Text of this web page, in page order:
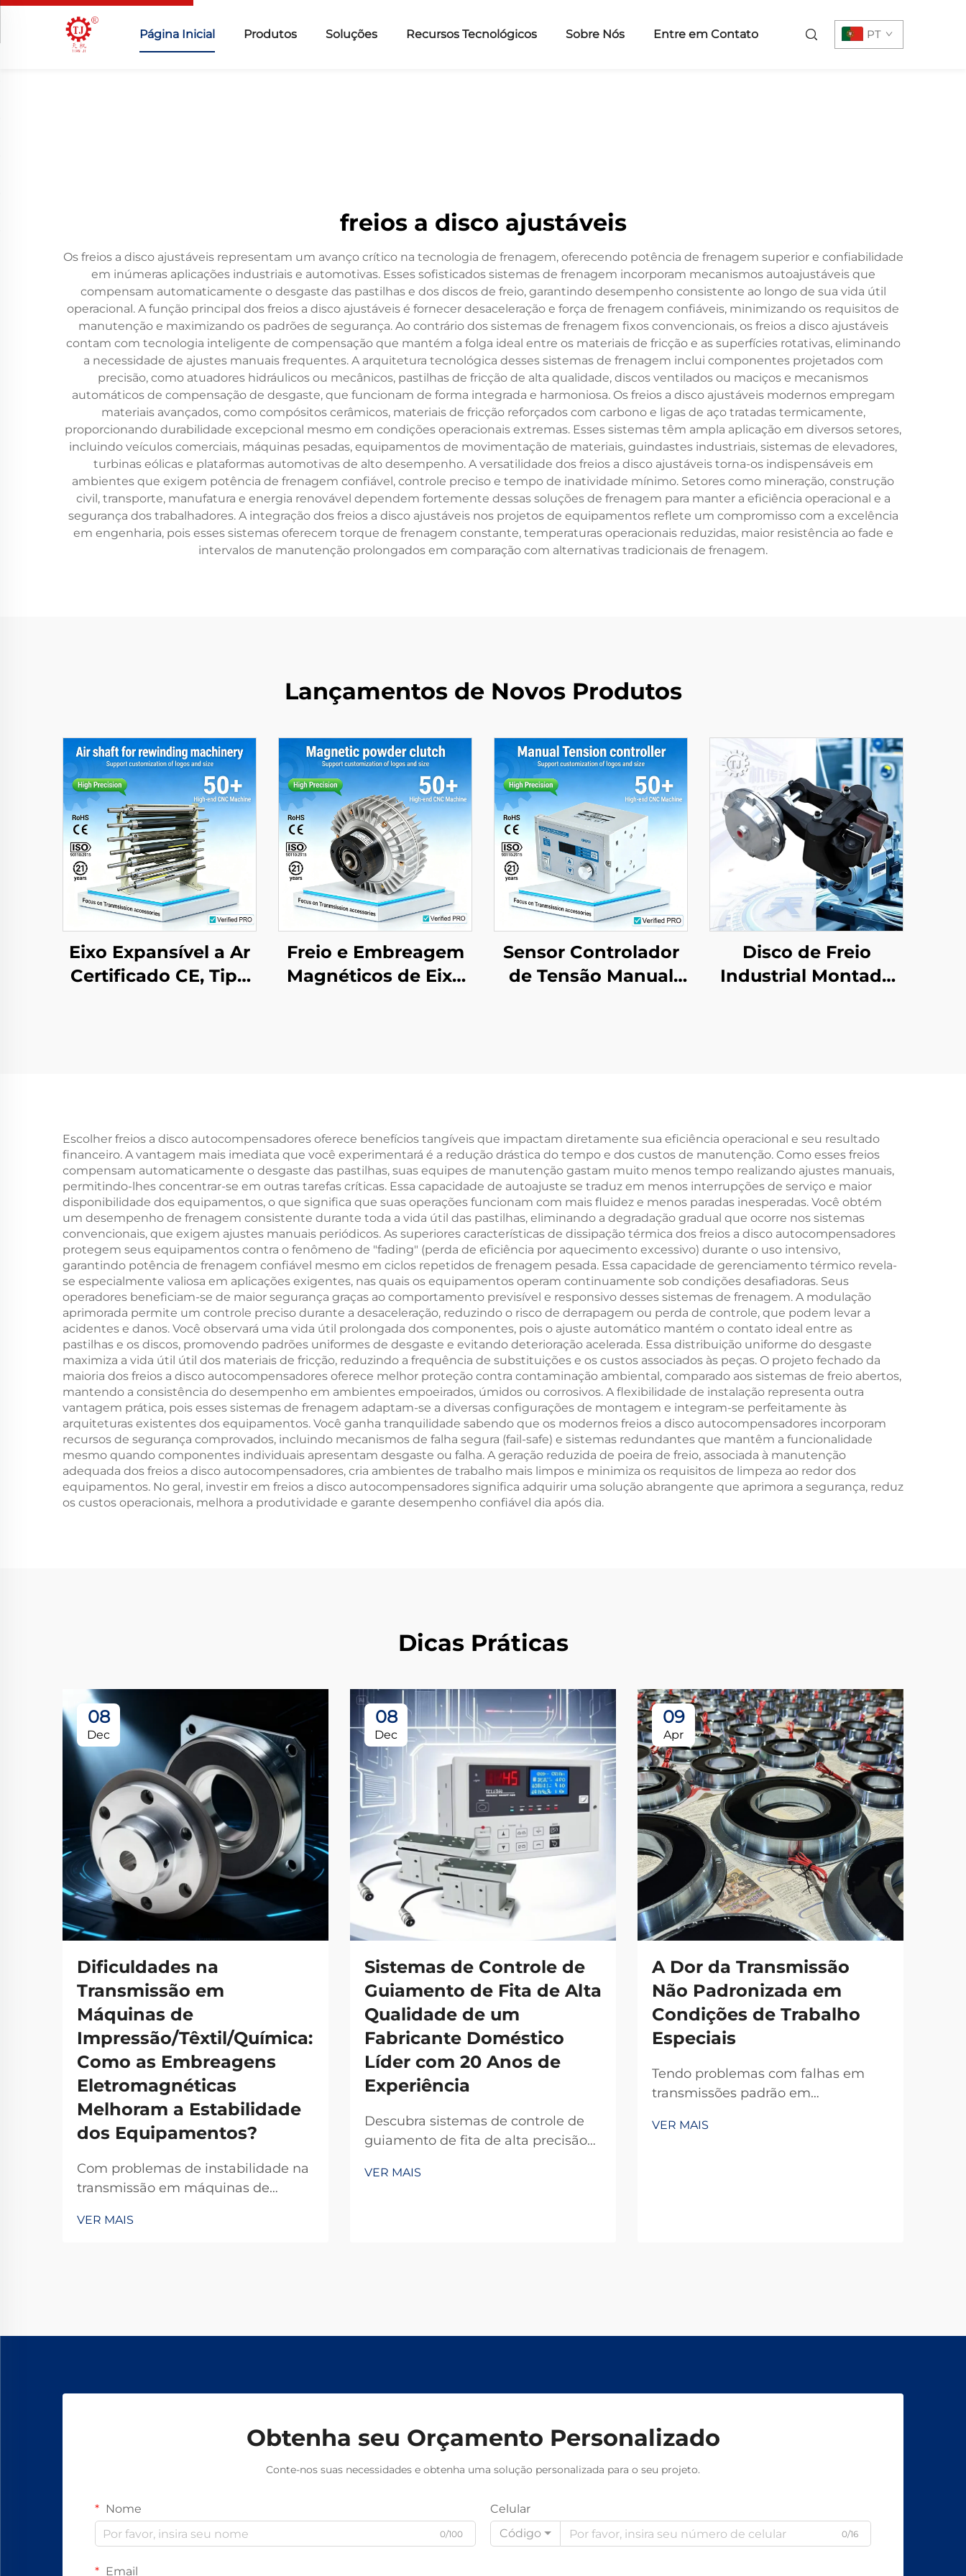
Página Inicial Produtos Soluções Recursos Tecnológicos Sobre Nós Entre em Contato PT
freios a disco ajustáveis
Os freios a disco ajustáveis representam um avanço crítico na tecnologia de frenagem, oferecendo potência de frenagem superior e confiabilidade
em inúmeras aplicações industriais e automotivas. Esses sofisticados sistemas de frenagem incorporam mecanismos autoajustáveis que
compensam automaticamente o desgaste das pastilhas e dos discos de freio, garantindo desempenho consistente ao longo de sua vida útil
operacional. A função principal dos freios a disco ajustáveis é fornecer desaceleração e força de frenagem confiáveis, minimizando os requisitos de
manutenção e maximizando os padrões de segurança. Ao contrário dos sistemas de frenagem fixos convencionais, os freios a disco ajustáveis
contam com tecnologia inteligente de compensação que mantém a folga ideal entre os materiais de fricção e as superfícies rotativas, eliminando
a necessidade de ajustes manuais frequentes. A arquitetura tecnológica desses sistemas de frenagem inclui componentes projetados com
precisão, como atuadores hidráulicos ou mecânicos, pastilhas de fricção de alta qualidade, discos ventilados ou maciços e mecanismos
automáticos de compensação de desgaste, que funcionam de forma integrada e harmoniosa. Os freios a disco ajustáveis modernos empregam
materiais avançados, como compósitos cerâmicos, materiais de fricção reforçados com carbono e ligas de aço tratadas termicamente,
proporcionando durabilidade excepcional mesmo em condições operacionais extremas. Esses sistemas têm ampla aplicação em diversos setores,
incluindo veículos comerciais, máquinas pesadas, equipamentos de movimentação de materiais, guindastes industriais, sistemas de elevadores,
turbinas eólicas e plataformas automotivas de alto desempenho. A versatilidade dos freios a disco ajustáveis torna-os indispensáveis em
ambientes que exigem potência de frenagem confiável, controle preciso e tempo de inatividade mínimo. Setores como mineração, construção
civil, transporte, manufatura e energia renovável dependem fortemente dessas soluções de frenagem para manter a eficiência operacional e a
segurança dos trabalhadores. A integração dos freios a disco ajustáveis nos projetos de equipamentos reflete um compromisso com a excelência
em engenharia, pois esses sistemas oferecem torque de frenagem constante, temperaturas operacionais reduzidas, maior resistência ao fade e
intervalos de manutenção prolongados em comparação com alternativas tradicionais de frenagem.
Lançamentos de Novos Produtos
Eixo Expansível a Ar
Certificado CE, Tipo
Freio e Embreagem
Magnéticos de Eixo
Sensor Controlador
de Tensão Manual
Disco de Freio
Industrial Montado
Escolher freios a disco autocompensadores oferece benefícios tangíveis que impactam diretamente sua eficiência operacional e seu resultado
financeiro. A vantagem mais imediata que você experimentará é a redução drástica do tempo e dos custos de manutenção. Como esses freios
compensam automaticamente o desgaste das pastilhas, suas equipes de manutenção gastam muito menos tempo realizando ajustes manuais,
permitindo-lhes concentrar-se em outras tarefas críticas. Essa capacidade de autoajuste se traduz em menos interrupções de serviço e maior
disponibilidade dos equipamentos, o que significa que suas operações funcionam com mais fluidez e menos paradas inesperadas. Você obtém
um desempenho de frenagem consistente durante toda a vida útil das pastilhas, eliminando a degradação gradual que ocorre nos sistemas
convencionais, que exigem ajustes manuais periódicos. As superiores características de dissipação térmica dos freios a disco autocompensadores
protegem seus equipamentos contra o fenômeno de "fading" (perda de eficiência por aquecimento excessivo) durante o uso intensivo,
garantindo potência de frenagem confiável mesmo em ciclos repetidos de frenagem pesada. Essa capacidade de gerenciamento térmico revela-
se especialmente valiosa em aplicações exigentes, nas quais os equipamentos operam continuamente sob condições desafiadoras. Seus
operadores beneficiam-se de maior segurança graças ao comportamento previsível e responsivo desses sistemas de frenagem. A modulação
aprimorada permite um controle preciso durante a desaceleração, reduzindo o risco de derrapagem ou perda de controle, que podem levar a
acidentes e danos. Você observará uma vida útil prolongada dos componentes, pois o ajuste automático mantém o contato ideal entre as
pastilhas e os discos, promovendo padrões uniformes de desgaste e evitando deterioração acelerada. Essa distribuição uniforme do desgaste
maximiza a vida útil útil dos materiais de fricção, reduzindo a frequência de substituições e os custos associados às peças. O projeto fechado da
maioria dos freios a disco autocompensadores oferece melhor proteção contra contaminação ambiental, comparado aos sistemas de freio abertos,
mantendo a consistência do desempenho em ambientes empoeirados, úmidos ou corrosivos. A flexibilidade de instalação representa outra
vantagem prática, pois esses sistemas de frenagem adaptam-se a diversas configurações de montagem e integram-se perfeitamente às
arquiteturas existentes dos equipamentos. Você ganha tranquilidade sabendo que os modernos freios a disco autocompensadores incorporam
recursos de segurança comprovados, incluindo mecanismos de falha segura (fail-safe) e sistemas redundantes que mantêm a funcionalidade
mesmo quando componentes individuais apresentam desgaste ou falha. A geração reduzida de poeira de freio, associada à manutenção
adequada dos freios a disco autocompensadores, cria ambientes de trabalho mais limpos e minimiza os requisitos de limpeza ao redor dos
equipamentos. No geral, investir em freios a disco autocompensadores significa adquirir uma solução abrangente que aprimora a segurança, reduz
os custos operacionais, melhora a produtividade e garante desempenho confiável dia após dia.
Dicas Práticas
08
Dec
Dificuldades na
Transmissão em
Máquinas de
Impressão/Têxtil/Química:
Como as Embreagens
Eletromagnéticas
Melhoram a Estabilidade
dos Equipamentos?
Com problemas de instabilidade na
transmissão em máquinas de
embreagens eletromagnéticas TJ-A
VER MAIS
08
Dec
Sistemas de Controle de
Guiamento de Fita de Alta
Qualidade de um
Fabricante Doméstico
Líder com 20 Anos de
Experiência
Descubra sistemas de controle de
guiamento de fita de alta precisão
confiável com 20 anos de
VER MAIS
09
Apr
A Dor da Transmissão
Não Padronizada em
Condições de Trabalho
Especiais
Tendo problemas com falhas em
transmissões padrão em
espaços apertados? A TianJi, com 20
VER MAIS
Obtenha seu Orçamento Personalizado
Conte-nos suas necessidades e obtenha uma solução personalizada para o seu projeto.
Nome
0/100
Celular
Código
0/16
Email